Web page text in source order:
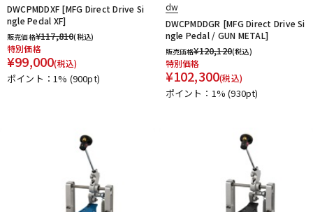
DWCPMDDXF [MFG Direct Drive Si
ngle Pedal XF]
販売価格¥117,810(税込)
特別価格
¥99,000(税込)
ポイント：1% (900pt)
dw
DWCPMDDGR [MFG Direct Drive Si
ngle Pedal / GUN METAL]
販売価格¥120,120(税込)
特別価格
¥102,300(税込)
ポイント：1%(930pt)